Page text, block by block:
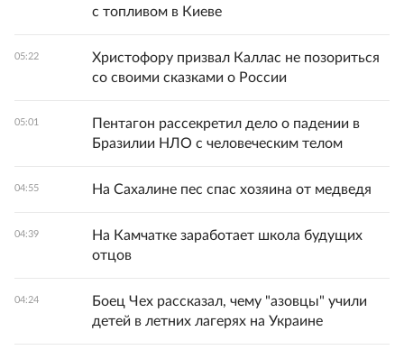
с топливом в Киеве
05:22
Христофору призвал Каллас не позориться
со своими сказками о России
05:01
Пентагон рассекретил дело о падении в
Бразилии НЛО с человеческим телом
04:55 На Сахалине пес спас хозяина от медведя
04:39
На Камчатке заработает школа будущих
отцов
04:24
Боец Чех рассказал, чему "азовцы" учили
детей в летних лагерях на Украине